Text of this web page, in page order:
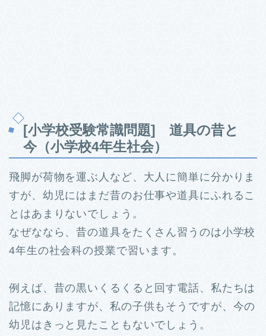
[小学校受験常識問題] 道具の昔と
今（小学校4年生社会）
飛脚が荷物を運ぶ人など、大人に簡単に分かりま
すが、幼児にはまだ昔のお仕事や道具にふれるこ
とはあまりないでしょう。
なぜななら、昔の道具をたくさん習うのは小学校
4年生の社会科の授業で習います。
例えば、昔の黒いくるくると回す電話、私たちは
記憶にありますが、私の子供もそうですが、今の
幼児はきっと見たこともないでしょう。